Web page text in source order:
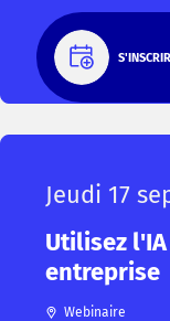
Jeudi 17
Utilisez
entreprise
Webinaire